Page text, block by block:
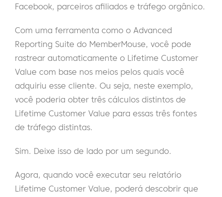
Facebook, parceiros afiliados e tráfego orgânico.
Com uma ferramenta como o Advanced
Reporting Suite do MemberMouse, você pode
rastrear automaticamente o Lifetime Customer
Value com base nos meios pelos quais você
adquiriu esse cliente. Ou seja, neste exemplo,
você poderia obter três cálculos distintos de
Lifetime Customer Value para essas três fontes
de tráfego distintas.
Sim. Deixe isso de lado por um segundo.
Agora, quando você executar seu relatório
Lifetime Customer Value, poderá descobrir que